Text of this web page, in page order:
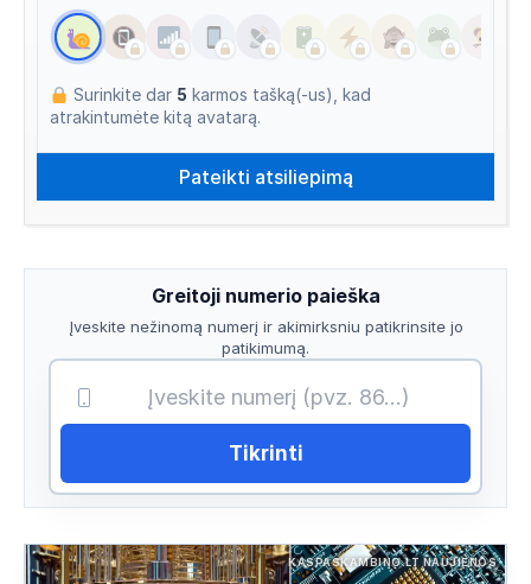
Surinkite dar 5 karmos tašką(-us), kad
atrakintumėte kitą avatarą.
Greitoji numerio paieška
Įveskite nežinomą numerį ir akimirksniu patikrinsite jo
patikimumą.
Tikrinti
KASPASKAMBINO.LT NAUJIENOS